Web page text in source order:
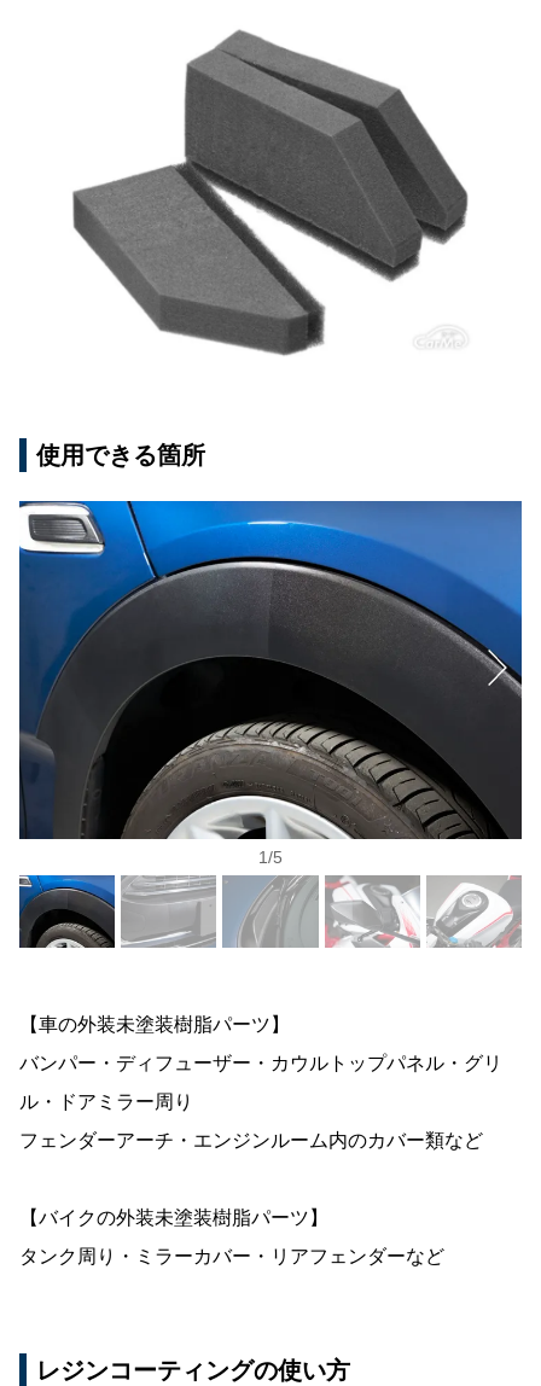
使用できる箇所
1/5
【車の外装未塗装樹脂パーツ】
バンパー・ディフューザー・カウルトップパネル・グリ
ル・ドアミラー周り
フェンダーアーチ・エンジンルーム内のカバー類など
【バイクの外装未塗装樹脂パーツ】
タンク周り・ミラーカバー・リアフェンダーなど
レジンコーティングの使い方